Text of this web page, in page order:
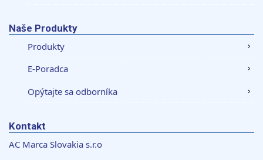
Naše Produkty
Produkty
E-Poradca
Opýtajte sa odborníka
Kontakt
AC Marca Slovakia s.r.o